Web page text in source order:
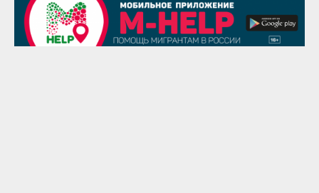
29 августа
Надежда Рослова